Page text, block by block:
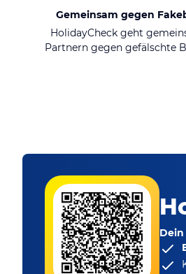
Gemeinsam gegen
HolidayCheck geht
Partnern gegen gefälschte